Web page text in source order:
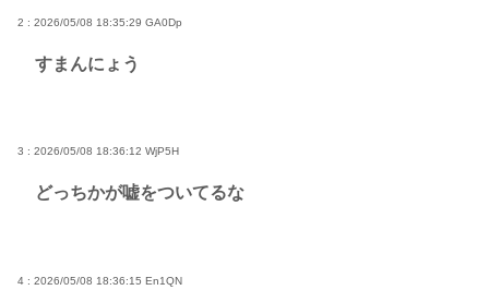
2 : 2026/05/08 18:35:29 GA0Dp
すまんにょう
3 : 2026/05/08 18:36:12 WjP5H
どっちかが嘘をついてるな
4 : 2026/05/08 18:36:15 En1QN